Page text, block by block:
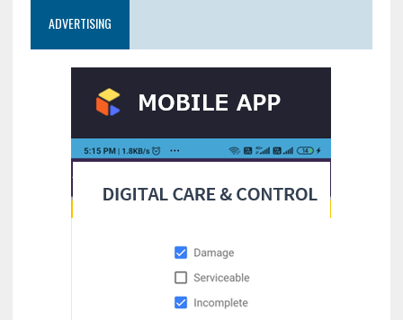
ADVERTISING